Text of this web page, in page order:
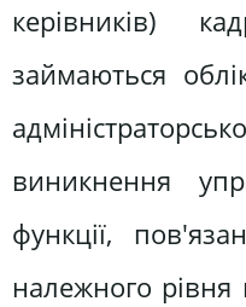
керівників)
займаються
виникнення
функції,
належного рівня